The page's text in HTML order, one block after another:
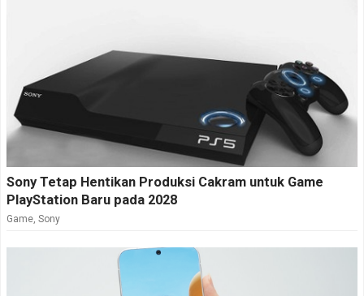
Sony Tetap Hentikan Produksi Cakram untuk Game
PlayStation Baru pada 2028
Game Sony